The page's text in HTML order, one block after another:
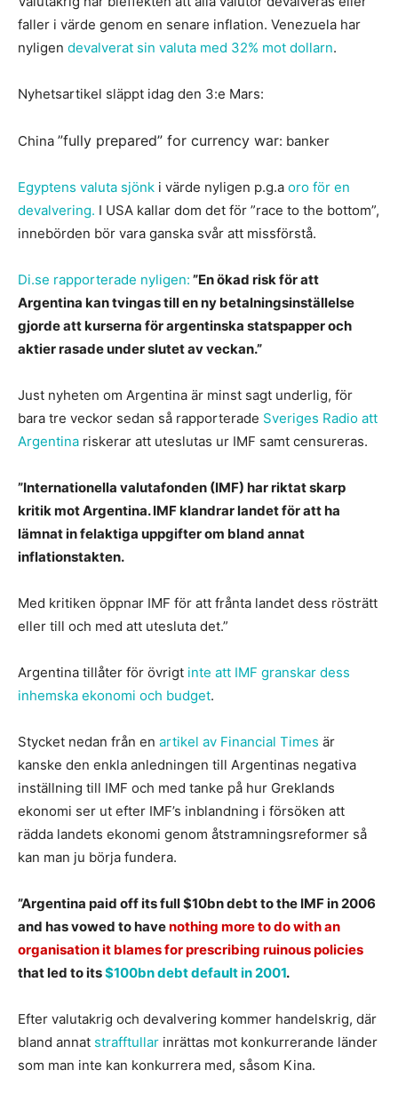
faller i värde genom en senare inflation. Venezuela har
nyligen devalverat sin valuta med 32% mot dollarn.
Nyhetsartikel släppt idag den 3:e Mars:
China ”fully prepared” for currency war: banker
Egyptens valuta sjönk i värde nyligen p.g.a oro för en
devalvering. I USA kallar dom det för ”race to the bottom”,
innebörden bör vara ganska svår att missförstå.
Di.se rapporterade nyligen: ”En ökad risk för att
Argentina kan tvingas till en ny betalningsinställelse
gjorde att kurserna för argentinska statspapper och
aktier rasade under slutet av veckan.”
Just nyheten om Argentina är minst sagt underlig, för
bara tre veckor sedan så rapporterade Sveriges Radio att
Argentina riskerar att uteslutas ur IMF samt censureras.
”Internationella valutafonden (IMF) har riktat skarp
kritik mot Argentina. IMF klandrar landet för att ha
lämnat in felaktiga uppgifter om bland annat
inflationstakten.
Med kritiken öppnar IMF för att frånta landet dess rösträtt
eller till och med att utesluta det.”
Argentina tillåter för övrigt inte att IMF granskar dess
inhemska ekonomi och budget.
Stycket nedan från en artikel av Financial Times är
kanske den enkla anledningen till Argentinas negativa
inställning till IMF och med tanke på hur Greklands
ekonomi ser ut efter IMF’s inblandning i försöken att
rädda landets ekonomi genom åtstramningsreformer så
kan man ju börja fundera.
”Argentina paid off its full $10bn debt to the IMF in 2006
and has vowed to havenothing more to do with an
organisation it blames for prescribing ruinous policies
that led to its$100bn debt default in 2001.
Efter valutakrig och devalvering kommer handelskrig, där
bland annat strafftullar inrättas mot konkurrerande länder
som man inte kan konkurrera med, såsom Kina.